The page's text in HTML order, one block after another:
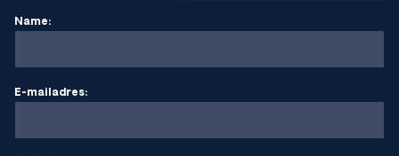
Name:
E-mailadres: